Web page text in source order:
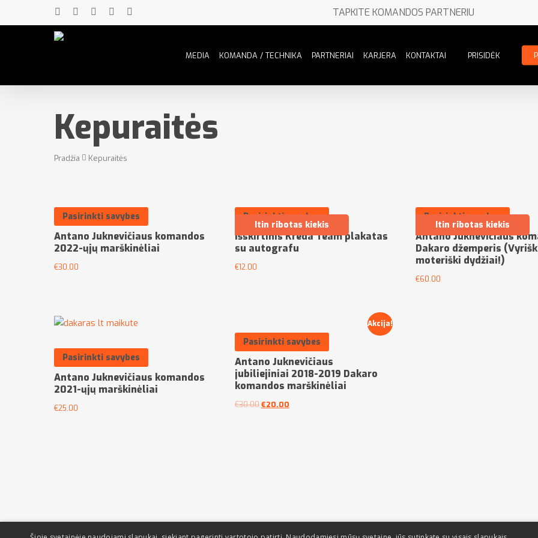
TAPKITE KOMANDOS PARTNERIU
MEDIA KOMANDA / TECHNIKA PARTNERIAI KARJERA KONTAKTAI PRISIDĖK
Kepuraitės
Pradžia Kepuraitės
Pasirinkti savybes
Antano Juknevičiaus komandos
2022-ųjų marškinėliai
€30.00
Pasirinkti savybes
Itin ribotas kiekis
Išskirtinis Kreda Team plakatas
su autografu
€12.00
Pasirinkti savybes
Itin ribotas kiekis
Antano Juknevičiaus
Dakaro džemperis
moteriški dydžiai!)
€60.00
Pasirinkti savybes
Antano Juknevičiaus komandos
2021-ųjų marškinėliai
€25.00
Akcija!
Pasirinkti savybes
Antano Juknevičiaus
jubiliejiniai 2018-2019 Dakaro
komandos marškinėliai
€30.00€20.00